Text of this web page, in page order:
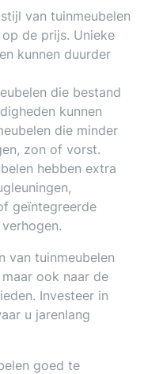
van tuinmeubelen
de prijs. Unieke
kunnen duurder
die bestand
kunnen
die minder
zon of vorst.
hebben extra
geïntegreerde
van tuinmeubelen
ook naar de
Investeer in
u jarenlang
goed te